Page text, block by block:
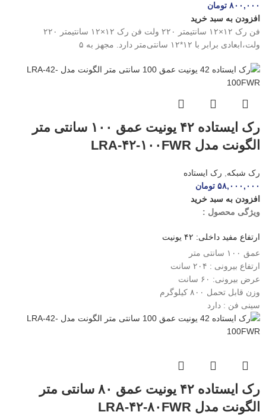
۸۰۰,۰۰۰ تومان
افزودن به سبد خرید
فن رک ۱۲×۱۲ سانتیمتر ۲۲۰ ولت فن رک ۱۲×۱۲ سانتیمتر ۲۲۰
ولت،ابعادی برابر با ۱۲*۱۲ سانتی‌متر دارد. مجهز به ۵
رک ایستاده ۴۲ یونیت عمق ۱۰۰ سانتی متر
الگونت مدل LRA-۴۲-۱۰۰FWR
رک شبکه
رک ایستاده
۵۸,۰۰۰,۰۰۰ تومان
افزودن به سبد خرید
ویژگی محصول :
ارتفاع مفید داخلی: ۴۲ یونیت
عمق ۱۰۰ سانتی متر
ارتفاع بیرونی : ۲۰۴ سانت
عرض بیرونی: ۶۰ سانت
وزن قابل تحمل ۸۰۰ کیلوگرم
سینی فن : دارد
رک ایستاده ۴۲ یونیت عمق ۸۰ سانتی متر
الگونت مدل LRA-۴۲-۸۰FWR